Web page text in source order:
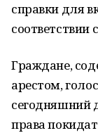
справки для
соответствии
Граждане,
арестом,
сегодняшний
права